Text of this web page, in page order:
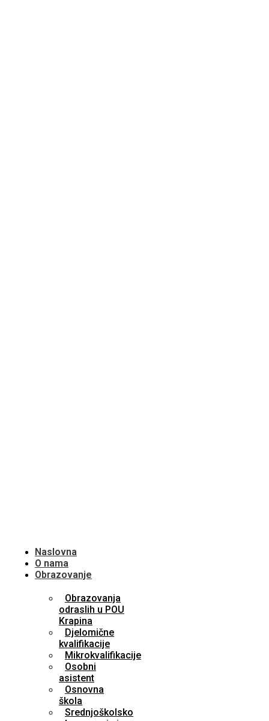
Naslovna
O nama
Obrazovanje
Obrazovanja
odraslih u POU
Krapina
Djelomične
kvalifikacije
Mikrokvalifikacije
Osobni
asistent
Osnovna
škola
Srednjoškolsko